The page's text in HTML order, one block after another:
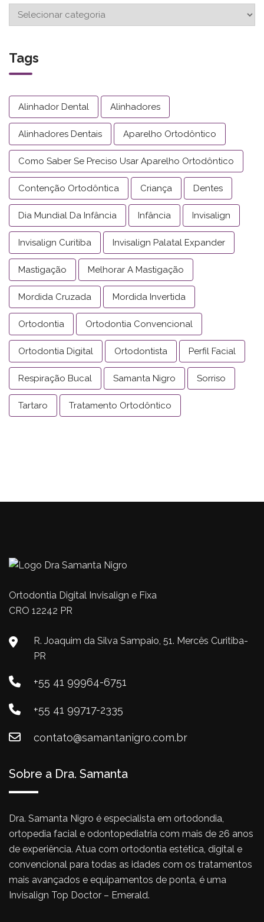
Tags
Alinhador Dental Alinhadores
Alinhadores Dentais Aparelho Ortodôntico
Como Saber Se Preciso Usar Aparelho Ortodôntico
Contenção Ortodôntica Criança Dentes
Dia Mundial Da Infância Infância Invisalign
Invisalign Curitiba Invisalign Palatal Expander
Mastigação Melhorar A Mastigação
Mordida Cruzada Mordida Invertida
Ortodontia Ortodontia Convencional
Ortodontia Digital Ortodontista Perfil Facial
Respiração Bucal Samanta Nigro Sorriso
Tartaro Tratamento Ortodôntico
Ortodontia Digital Invisalign e Fixa
CRO 12242 PR
R. Joaquim da Silva Sampaio, 51. Mercês Curitiba-
PR
+55 41 99964-6751
+55 41 99717-2335
contato@samantanigro.com.br
Sobre a Dra. Samanta
Dra. Samanta Nigro é especialista em ortodondia,
ortopedia facial e odontopediatria com mais de 26 anos
de experiência. Atua com ortodontia estética, digital e
convencional para todas as idades com os tratamentos
mais avançados e equipamentos de ponta, é uma
Invisalign Top Doctor – Emerald.